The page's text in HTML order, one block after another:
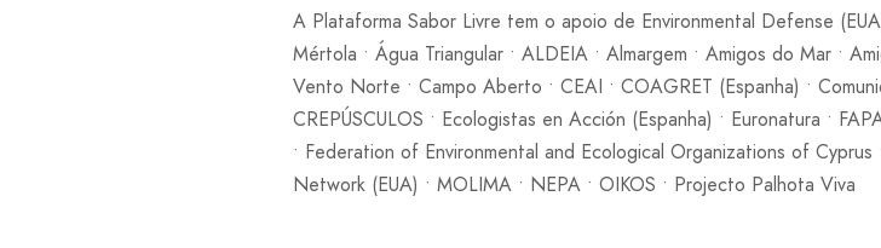
A Plataforma Sabor Livre tem o apoio de Environmental Defense
Mértola • Água Triangular • ALDEIA • Almargem • Amigos do Mar •
Vento Norte • Campo Aberto • CEAI • COAGRET (Espanha) •
CREPÚSCULOS • Ecologistas en Acción (Espanha) • Euronatura •
• Federation of Environmental and Ecological Organizations of
Network (EUA) • MOLIMA • NEPA • OIKOS • Projecto Palhota Viva